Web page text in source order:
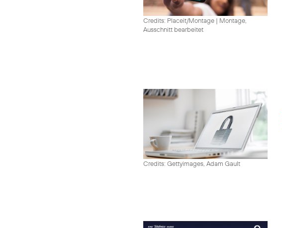
Credits: Placeit/Montage | Montage,
Ausschnitt bearbeitet
Credits: Gettyimages, Adam Gault